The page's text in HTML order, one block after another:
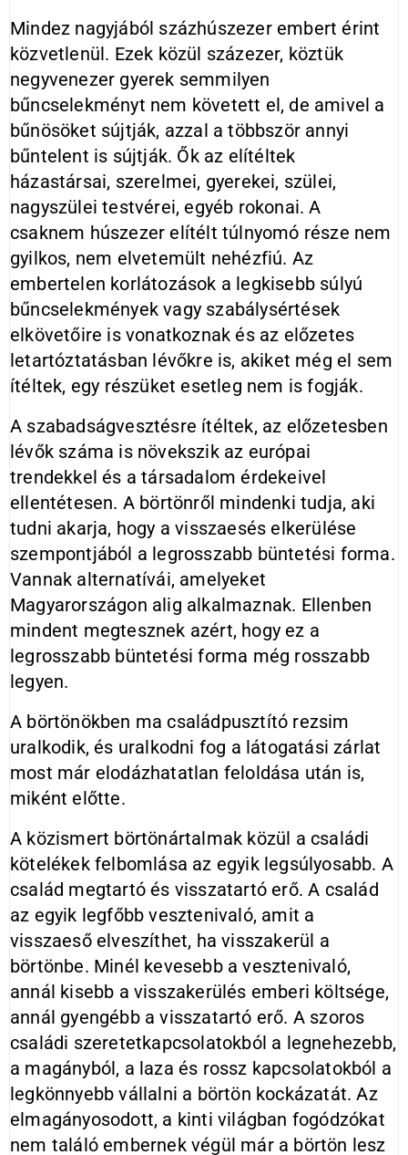
Mindez nagyjából százhúszezer embert érint
közvetlenül. Ezek közül százezer, köztük
negyvenezer gyerek semmilyen
bűncselekményt nem követett el, de amivel a
bűnösöket sújtják, azzal a többször annyi
bűntelent is sújtják. Ők az elítéltek
házastársai, szerelmei, gyerekei, szülei,
nagyszülei testvérei, egyéb rokonai. A
csaknem húszezer elítélt túlnyomó része nem
gyilkos, nem elvetemült nehézfiú. Az
embertelen korlátozások a legkisebb súlyú
bűncselekmények vagy szabálysértések
elkövetőire is vonatkoznak és az előzetes
letartóztatásban lévőkre is, akiket még el sem
ítéltek, egy részüket esetleg nem is fogják.
A szabadságvesztésre ítéltek, az előzetesben
lévők száma is növekszik az európai
trendekkel és a társadalom érdekeivel
ellentétesen. A börtönről mindenki tudja, aki
tudni akarja, hogy a visszaesés elkerülése
szempontjából a legrosszabb büntetési forma.
Vannak alternatívái, amelyeket
Magyarországon alig alkalmaznak. Ellenben
mindent megtesznek azért, hogy ez a
legrosszabb büntetési forma még rosszabb
legyen.
A börtönökben ma családpusztító rezsim
uralkodik, és uralkodni fog a látogatási zárlat
most már elodázhatatlan feloldása után is,
miként előtte.
A közismert börtönártalmak közül a családi
kötelékek felbomlása az egyik legsúlyosabb. A
család megtartó és visszatartó erő. A család
az egyik legfőbb vesztenivaló, amit a
visszaeső elveszíthet, ha visszakerül a
börtönbe. Minél kevesebb a vesztenivaló,
annál kisebb a visszakerülés emberi költsége,
annál gyengébb a visszatartó erő. A szoros
családi szeretetkapcsolatokból a legnehezebb,
a magányból, a laza és rossz kapcsolatokból a
legkönnyebb vállalni a börtön kockázatát. Az
elmagányosodott, a kinti világban fogódzókat
nem találó embernek végül már a börtön lesz